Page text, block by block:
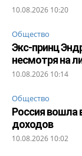
10.08.2026 10:20
Общество
Экс-принц
несмотря на
10.08.2026 10:14
Общество
Россия вошла
доходов
10.08.2026 10:02